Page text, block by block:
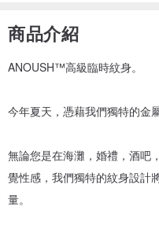
商品介紹
ANOUSH™高級臨時紋身。
今年夏天，憑藉我們獨特的金
無論您是在海灘，婚禮，酒吧
覺性感，我們獨特的紋身設計
量。